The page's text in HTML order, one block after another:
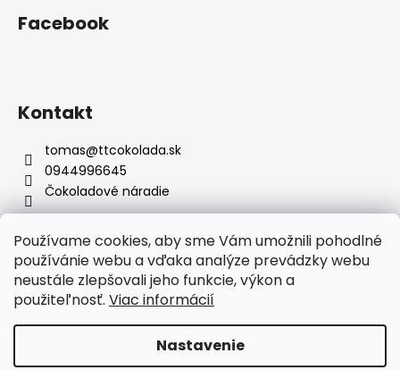
Používame cookies, aby sme Vám umožnili pohodlné
používánie webu a vďaka analýze prevádzky webu
neustále zlepšovali jeho funkcie, výkon a
použiteľnosť. Viac informácií
Nastavenie
Facebook
Kontakt
tomas@ttcokolada.sk
0944996645
Čokoladové náradie
Prijímame online platby